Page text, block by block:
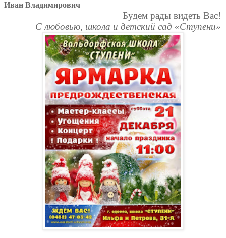
Иван Владимирович
Будем рады видеть Вас!
С любовью, школа и детский сад «Ступени»